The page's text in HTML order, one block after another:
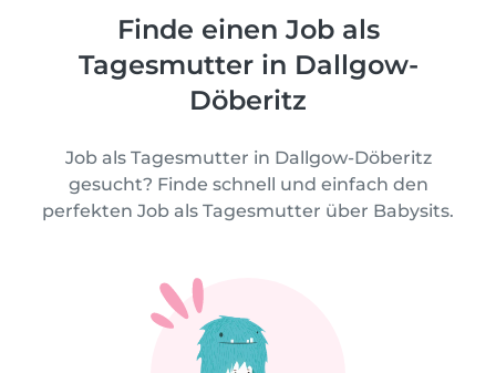
Finde einen Job als
Tagesmutter in Dallgow-
Döberitz
Job als Tagesmutter in Dallgow-Döberitz
gesucht? Finde schnell und einfach den
perfekten Job als Tagesmutter über Babysits.